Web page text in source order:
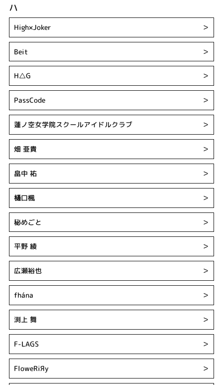
ハ
High×Joker ＞
Beit ＞
H△G ＞
PassCode ＞
蓮ノ空女学院スクールアイドルクラブ ＞
畑 亜貴 ＞
畠中 祐 ＞
樋口楓 ＞
秘めごと ＞
平野 綾 ＞
広瀬裕也 ＞
fhána ＞
渕上 舞 ＞
F-LAGS ＞
FloweRiЯy ＞